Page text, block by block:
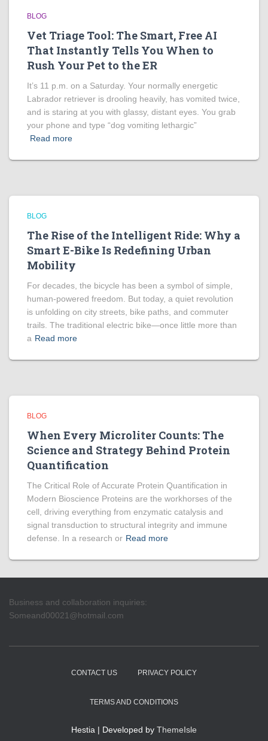
BLOG
Vet Triage Tool: The Smart, Free AI
That Instantly Tells You When to
Rush Your Pet to the ER
It’s 11 p.m. on a Saturday. Your normally energetic
Labrador retriever is drooling heavily, has vomited twice,
and is staring at you with glassy, distant eyes. You grab
your phone and type “dog vomiting lethargic”
Read more
BLOG
The Rise of the Intelligent Ride: Why a
Smart E-Bike Is Redefining Urban
Mobility
For decades, the bicycle has been a symbol of simple,
human-powered freedom. But today, a quiet revolution
is unfolding on city streets, bike paths, and commuter
trails. The traditional electric bike—once little more than
a Read more
BLOG
When Every Microliter Counts: The
Science and Strategy Behind Protein
Quantification
The Critical Role of Accurate Protein Quantification in
Modern Bioscience Proteins are the workhorses of the
cell, driving everything from enzymatic catalysis and
signal transduction to structural integrity and immune
defense. In a research or Read more
Business and collaboration inquiries:
Someand00021@hotmail.com
CONTACT US PRIVACY POLICY
TERMS AND CONDITIONS
Hestia | Developed by ThemeIsle